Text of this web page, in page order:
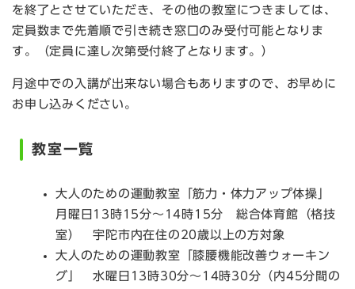
を終了とさせていただき、その他の教室につきましては、
定員数まで先着順で引き続き窓口のみ受付可能となりま
す。（定員に達し次第受付終了となります。）
月途中での入講が出来ない場合もありますので、お早めに
お申し込みください。
教室一覧
大人のための運動教室「筋力・体力アップ体操」
月曜日13時15分～14時15分 総合体育館（格技
室） 宇陀市内在住の20歳以上の方対象
大人のための運動教室「膝腰機能改善ウォーキン
グ」 水曜日13時30分～14時30分（内45分間の